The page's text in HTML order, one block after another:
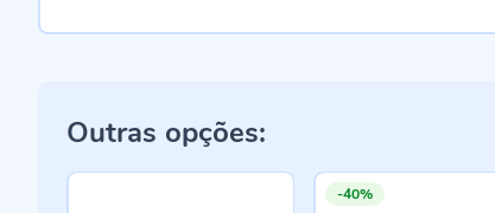
Outras opções:
-40%